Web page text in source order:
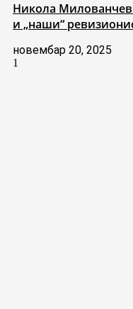
Никола Милованчев:
и „наши“
новембар 20, 2025